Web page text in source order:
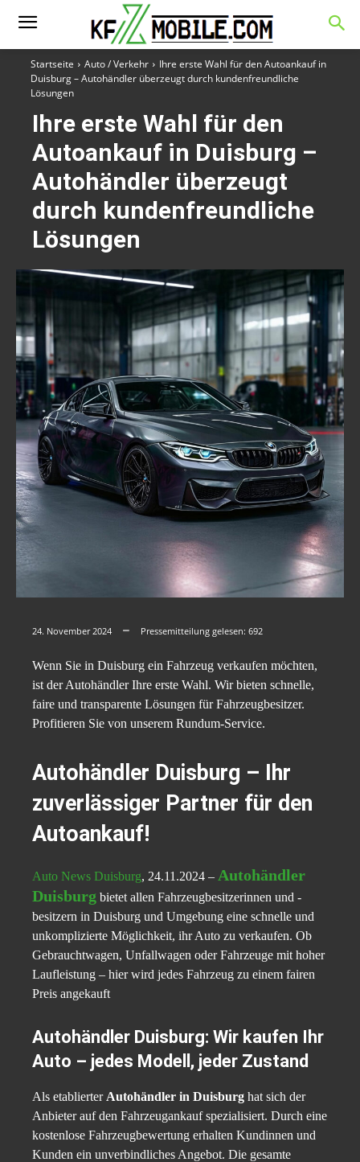
Startseite Auto / Verkehr
Ihre erste Wahl für den Autoankauf in
Duisburg – Autohändler überzeugt durch kundenfreundliche
Lösungen
Ihre erste Wahl für den
Autoankauf in Duisburg –
Autohändler überzeugt
durch kundenfreundliche
Lösungen
24. November 2024 Pressemitteilung gelesen: 692
Wenn Sie in Duisburg ein Fahrzeug verkaufen möchten,
ist der Autohändler Ihre erste Wahl. Wir bieten schnelle,
faire und transparente Lösungen für Fahrzeugbesitzer.
Profitieren Sie von unserem Rundum-Service.
Autohändler Duisburg – Ihr
zuverlässiger Partner für den
Autoankauf!
Auto News Duisburg, 24.11.2024 – Autohändler
Duisburg bietet allen Fahrzeugbesitzerinnen und -
besitzern in Duisburg und Umgebung eine schnelle und
unkomplizierte Möglichkeit, ihr Auto zu verkaufen. Ob
Gebrauchtwagen, Unfallwagen oder Fahrzeuge mit hoher
Laufleistung – hier wird jedes Fahrzeug zu einem fairen
Preis angekauft
Autohändler Duisburg: Wir kaufen Ihr
Auto – jedes Modell, jeder Zustand
Als etablierter Autohändler in Duisburg hat sich der
Anbieter auf den Fahrzeugankauf spezialisiert. Durch eine
kostenlose Fahrzeugbewertung erhalten Kundinnen und
Kunden ein unverbindliches Angebot. Die gesamte